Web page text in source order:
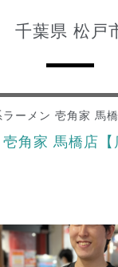
千葉県 松戸
ラーメン 壱角家 馬
角家 馬橋店